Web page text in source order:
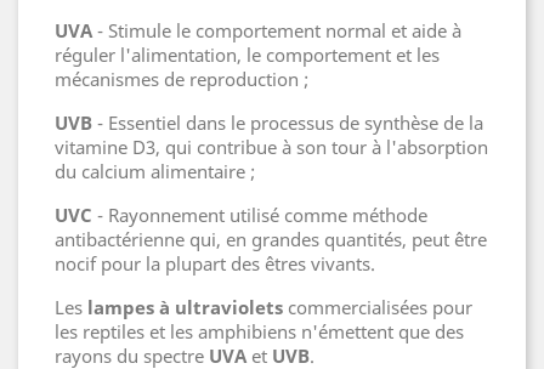
UVA - Stimule le comportement normal et aide à
réguler l'alimentation, le comportement et les
mécanismes de reproduction ;
UVB - Essentiel dans le processus de synthèse de la
vitamine D3, qui contribue à son tour à l'absorption
du calcium alimentaire ;
UVC - Rayonnement utilisé comme méthode
antibactérienne qui, en grandes quantités, peut être
nocif pour la plupart des êtres vivants.
Les lampes à ultraviolets commercialisées pour
les reptiles et les amphibiens n'émettent que des
rayons du spectre UVA et UVB.